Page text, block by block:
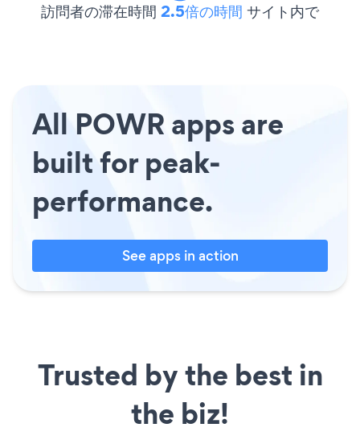
訪問者の滞在時間 2.5倍の時間 サイト内で
All POWR apps are
built for peak-
performance.
See apps in action
Trusted by the best in
the biz!